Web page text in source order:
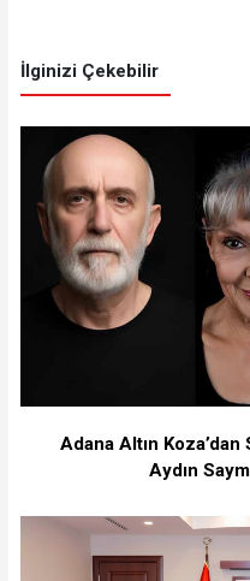
İlginizi Çekebilir
Adana Altın
Aydın